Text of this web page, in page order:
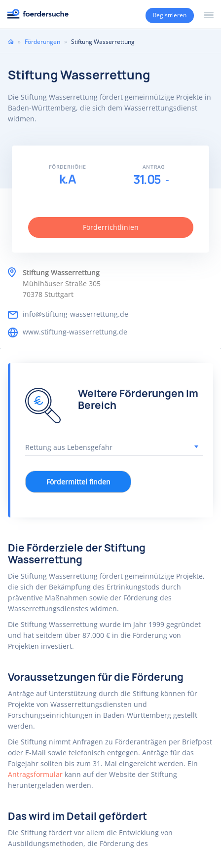
Registrieren
Sie» Förderungen » Stiftung Wasserrettung
Stiftung Wasserrettung
Die Stiftung Wasserrettung fördert gemeinnützige Projekte in
Baden-Württemberg, die sich dem Wasserrettungsdienst
widmen.
Stiftung Wasserrettung
Mühlhäuser Straße 305
70378 Stuttgart
info@stiftung-wasserrettung.de
www.stiftung-wasserrettung.de
FÖRDERHÖHE
k.A
ANTRAG
31.05
Förderrichtlinien
Weitere Förderungen im
Bereich
Fördermittel finden
Die Förderziele der Stiftung
Wasserrettung
Die Stiftung Wasserrettung fördert gemeinnützige Projekte,
die sich der Bekämpfung des Ertrinkungstods durch
präventive Maßnahmen sowie der Förderung des
Wasserrettungsdienstes widmen.
Die Stiftung Wasserrettung wurde im Jahr 1999 gegründet
und hat seitdem über 87.000 € in die Förderung von
Projekten investiert.
Voraussetzungen für die Förderung
Anträge auf Unterstützung durch die Stiftung können für
Projekte von Wasserrettungsdiensten und
Forschungseinrichtungen in Baden-Württemberg gestellt
werden.
Die Stiftung nimmt Anfragen zu Förderanträgen per Briefpost
oder E-Mail sowie telefonisch entgegen. Anträge für das
Folgejahr sollten bis zum 31. Mai eingereicht werden. Ein
Antragsformular kann auf der Website der Stiftung
heruntergeladen werden.
Das wird im Detail gefördert
Die Stiftung fördert vor allem die Entwicklung von
Ausbildungsmethoden, die Förderung des